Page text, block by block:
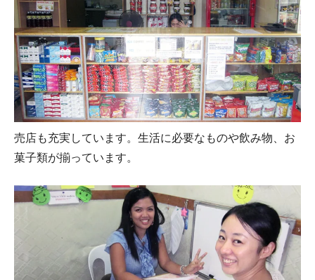
売店も充実しています。生活に必要なものや飲み物、お
菓子類が揃っています。